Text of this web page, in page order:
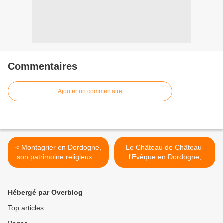
Commentaires
Ajouter un commentaire
< Montagrier en Dordogne,
son patrimoine religieux et
naturel en Nouvelle
Le Château de Château-
l'Evêque en Dordogne,
séjour au cœur d'une
Hébergé par Overblog
Top articles